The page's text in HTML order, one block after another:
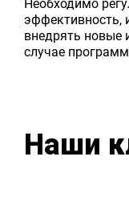
Необходимо
эффективность,
внедрять новые
случае
Наши